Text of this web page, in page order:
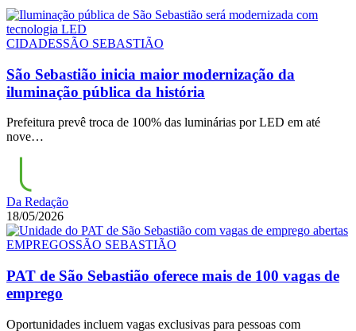
CIDADESSÃO SEBASTIÃO
São Sebastião inicia maior modernização da
iluminação pública da história
Prefeitura prevê troca de 100% das luminárias por LED em até
nove…
Da Redação
18/05/2026
EMPREGOSSÃO SEBASTIÃO
PAT de São Sebastião oferece mais de 100 vagas de
emprego
Oportunidades incluem vagas exclusivas para pessoas com